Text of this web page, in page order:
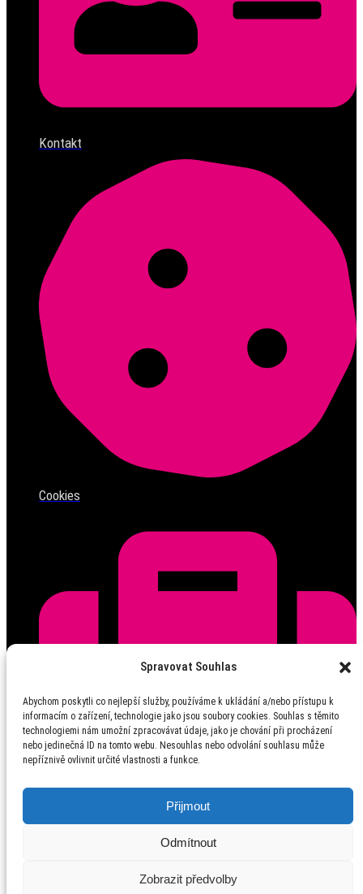
Spravovat Souhlas
Abychom poskytli co nejlepší služby, používáme k ukládání a/nebo přístupu k
informacím o zařízení, technologie jako jsou soubory cookies. Souhlas s těmito
technologiemi nám umožní zpracovávat údaje, jako je chování při procházení
nebo jedinečná ID na tomto webu. Nesouhlas nebo odvolání souhlasu může
nepříznivě ovlivnit určité vlastnosti a funkce.
Přijmout
Odmítnout
Zobrazit předvolby
Kontakt
Cookies
2026URBANO Artist Booking